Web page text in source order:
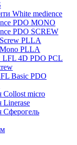
White medience
PDO MONO
PDO SCREW
PLLA
PLLA
LFL 4D PDO PCL
Basic PDO
Collost micro
Linerase
Сферогель